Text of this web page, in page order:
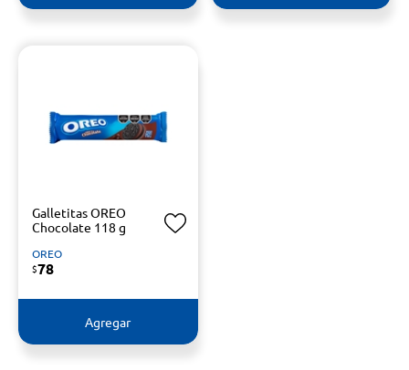
Galletitas OREO
Chocolate 118 g
OREO
$78
Agregar